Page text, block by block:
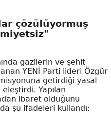
çözülüyormuş
gazilerin ve şehit
YENİ Parti lideri Özgür
getirdiği yasal
Yapılan
ibaret olduğunu
şu ifadeleri kullandı: